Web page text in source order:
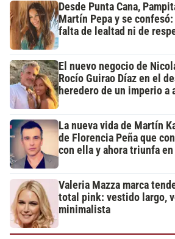
Desde Punta Cana,
Martín Pepa y se
falta de lealtad ni de
El nuevo negocio de
Rocío Guirao Díaz en el
heredero de un imperio
La nueva vida de Martín
de Florencia Peña que
con ella y ahora triunfa
Valeria Mazza marca
total pink: vestido largo,
minimalista